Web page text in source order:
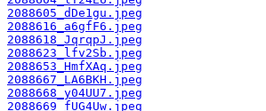
2088605_dDe1gu.jpeg
2088616_a6gfF6.jpeg
2088618_JqrqpJ.jpeg
2088623_lfv2Sb.jpeg
2088653_HmfXAq.jpeg
2088667_LA6BKH.jpeg
2088668_y04UU7.jpeg
2088669_fUG4Uw.jpeg